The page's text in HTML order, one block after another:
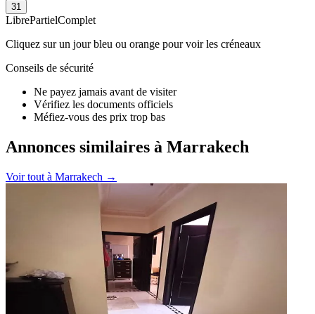
31
LibrePartielComplet
Cliquez sur un jour bleu ou orange pour voir les créneaux
Conseils de sécurité
Ne payez jamais avant de visiter
Vérifiez les documents officiels
Méfiez-vous des prix trop bas
Annonces similaires à Marrakech
Voir tout à Marrakech →